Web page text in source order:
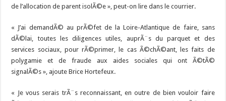
de l’allocation de parent isolÃ©e », peut-on lire dans le courrier.
« J’ai demandÃ© au prÃ©fet de la Loire-Atlantique de faire, sans
dÃ©lai, toutes les diligences utiles, auprÃ¨s du parquet et des
services sociaux, pour rÃ©primer, le cas Ã©chÃ©ant, les faits de
polygamie et de fraude aux aides sociales qui ont Ã©tÃ©
signalÃ©s », ajoute Brice Hortefeux.
« Je vous serais trÃ¨s reconnaissant, en outre de bien vouloir faire